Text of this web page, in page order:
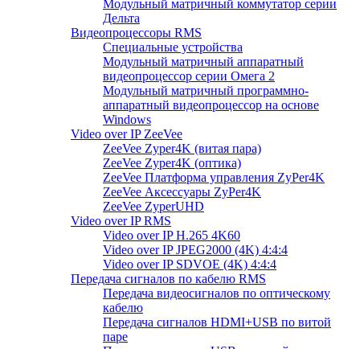
Модульный матричный коммутатор серии
Дельта
Видеопроцессоры RMS
Специальные устройства
Модульный матричный аппаратный
видеопроцессор серии Омега 2
Модульный матричный программно-
аппаратный видеопроцессор на основе
Windows
Video over IP ZeeVee
ZeeVee Zyper4K (витая пара)
ZeeVee Zyper4K (оптика)
ZeeVee Платформа управления ZyPer4K
ZeeVee Аксессуары ZyPer4K
ZeeVee ZyperUHD
Video over IP RMS
Video over IP H.265 4K60
Video over IP JPEG2000 (4K) 4:4:4
Video over IP SDVOE (4K) 4:4:4
Передача сигналов по кабелю RMS
Передача видеосигналов по оптическому
кабелю
Передача сигналов HDMI+USB по витой
паре